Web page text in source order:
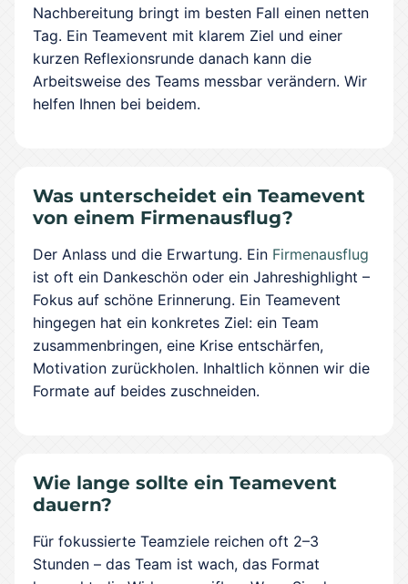
Nachbereitung bringt im besten Fall einen netten
Tag. Ein Teamevent mit klarem Ziel und einer
kurzen Reflexionsrunde danach kann die
Arbeitsweise des Teams messbar verändern. Wir
helfen Ihnen bei beidem.
Was unterscheidet ein Teamevent
von einem Firmenausflug?
Der Anlass und die Erwartung. Ein Firmenausflug
ist oft ein Dankeschön oder ein Jahreshighlight –
Fokus auf schöne Erinnerung. Ein Teamevent
hingegen hat ein konkretes Ziel: ein Team
zusammenbringen, eine Krise entschärfen,
Motivation zurückholen. Inhaltlich können wir die
Formate auf beides zuschneiden.
Wie lange sollte ein Teamevent
dauern?
Für fokussierte Teamziele reichen oft 2–3
Stunden – das Team ist wach, das Format